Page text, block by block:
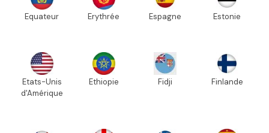
Equateur Erythrée Espagne Estonie
Etats-Unis
d'Amérique
Ethiopie Fidji Finlande